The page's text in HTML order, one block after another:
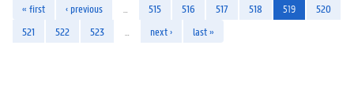
« first ‹ previous 515 516 517 518 519
520
521
522 523 next › last »